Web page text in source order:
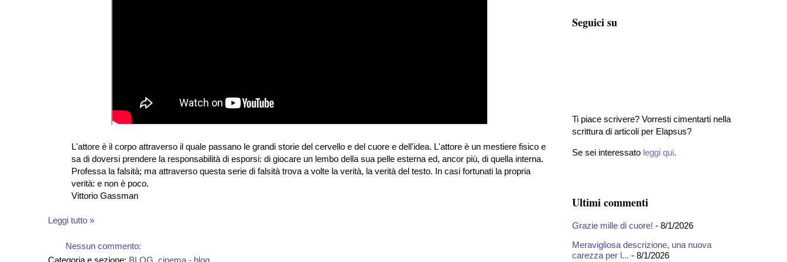
L'attore è il corpo attraverso il quale passano le grandi storie del cervello e del cuore e dell'idea. L'attore è un mestiere fisico e
sa di doversi prendere la responsabilità di esporsi: di giocare un lembo della sua pelle esterna ed, ancor più, di quella interna.
Professa la falsità; ma attraverso questa serie di falsità trova a volte la verità, la verità del testo. In casi fortunati la propria
verità: e non è poco.
Vittorio Gassman
Leggi tutto »
Nessun commento:
Categoria e sezione: BLOG, cinema - blog
Seguici su
Ti piace scrivere? Vorresti cimentarti nella
scrittura di articoli per Elapsus?
Se sei interessato leggi qui.
Ultimi commenti
Grazie mille di cuore! - 8/1/2026
Meravigliosa descrizione, una nuova
carezza per l... - 8/1/2026